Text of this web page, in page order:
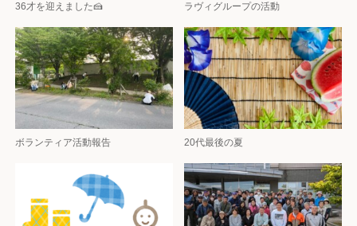
36才を迎えました🍰 ラヴィグループの活動
ボランティア活動報告 20代最後の夏